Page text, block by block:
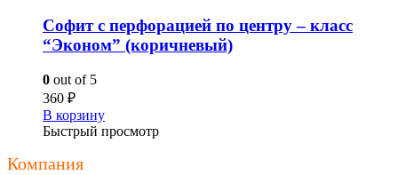
Софит с перфорацией по центру – класс
“Эконом” (коричневый)
0 out of 5
360 ₽
В корзину
Быстрый просмотр
Компания